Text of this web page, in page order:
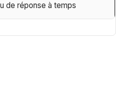
de réponse à temps